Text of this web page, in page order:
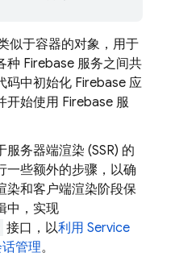
似于容器的对象，用于
种 Firebase 服务之间共
码中初始化 Firebase 应
开始使用 Firebase 服
务器端渲染 (SSR) 的
一些额外的步骤，以确
染和客户端渲染阶段保
中，实现
接口，以利用 Service
管理。